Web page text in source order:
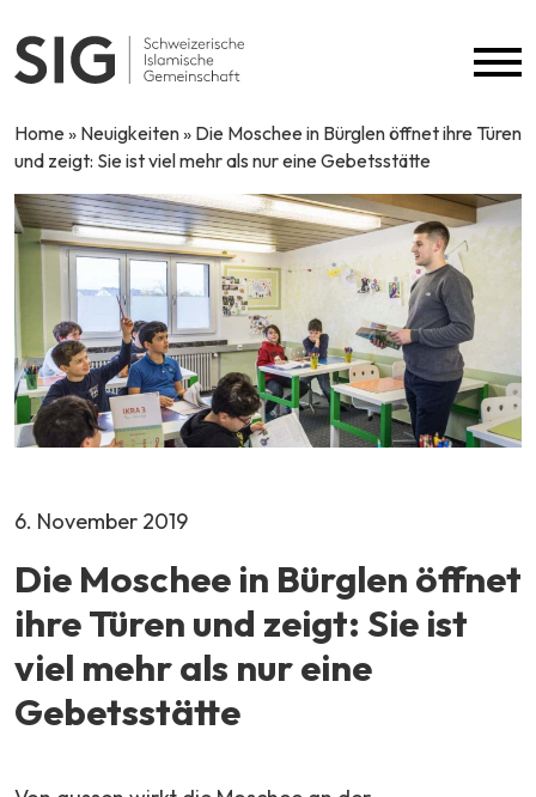
Home» Neuigkeiten» Die Moschee in Bürglen öffnet ihre Türen
und zeigt: Sie ist viel mehr als nur eine Gebetsstätte
6. November 2019
Die Moschee in Bürglen öffnet
ihre Türen und zeigt: Sie ist
viel mehr als nur eine
Gebetsstätte